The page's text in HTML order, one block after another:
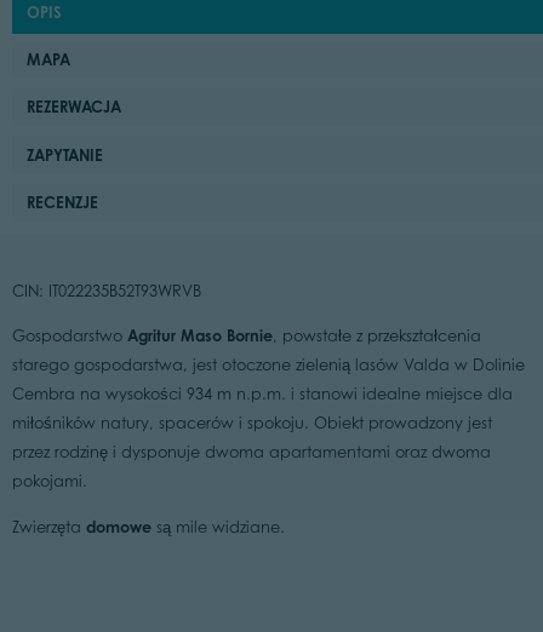
OPIS
MAPA
REZERWACJA
ZAPYTANIE
RECENZJE
CIN: IT022235B52T93WRVB
Gospodarstwo Agritur Maso Bornie, powstałe z przekształcenia
starego gospodarstwa, jest otoczone zielenią lasów Valda w Dolinie
Cembra na wysokości 934 m n.p.m. i stanowi idealne miejsce dla
miłośników natury, spacerów i spokoju. Obiekt prowadzony jest
przez rodzinę i dysponuje dwoma apartamentami oraz dwoma
pokojami.
Zwierzęta domowesą mile widziane.